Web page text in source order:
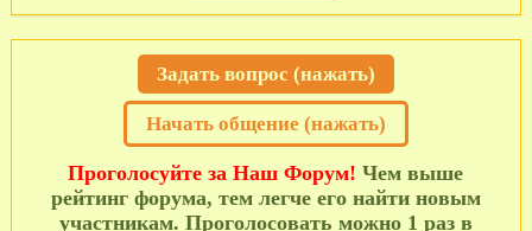
Задать вопрос (нажать)
Начать общение (нажать)
Проголосуйте за Наш Форум! Чем выше
рейтинг форума, тем легче его найти новым
участникам. Проголосовать можно 1 раз в